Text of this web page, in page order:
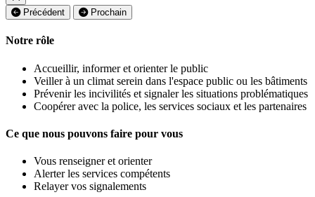
Précédent Prochain
Notre rôle
Accueillir, informer et orienter le public
Veiller à un climat serein dans l'espace public ou les bâtiments
Prévenir les incivilités et signaler les situations problématiques
Coopérer avec la police, les services sociaux et les partenaires
Ce que nous pouvons faire pour vous
Vous renseigner et orienter
Alerter les services compétents
Relayer vos signalements